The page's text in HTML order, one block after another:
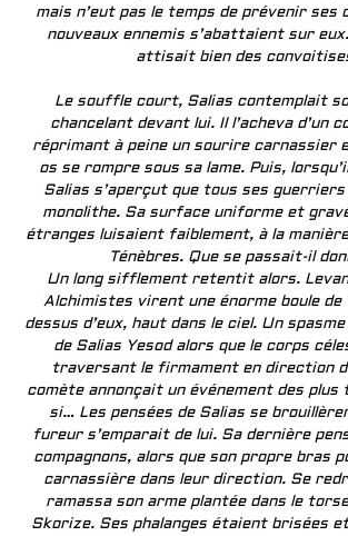
mais n’eut pas le temps de prévenir ses
nouveaux ennemis s’abattaient sur
attisait bien des
Le souffle court, Salias contemplait
chancelant devant lui. Il l’acheva d’un
réprimant à peine un sourire carnassier
os se rompre sous sa lame. Puis,
Salias s’aperçut que tous ses
monolithe. Sa surface uniforme et
étranges luisaient faiblement, à la manière
Ténèbres. Que se passait-il
Un long sifflement retentit alors.
Alchimistes virent une énorme boule de
dessus d’eux, haut dans le ciel. Un
de Salias Yesod alors que le corps
traversant le firmament en direction
comète annonçait un événement des plus
si… Les pensées de Salias se
fureur s’emparait de lui. Sa dernière
compagnons, alors que son propre bras
carnassière dans leur direction. Se
ramassa son arme plantée dans le
Skorize. Ses phalanges étaient brisées